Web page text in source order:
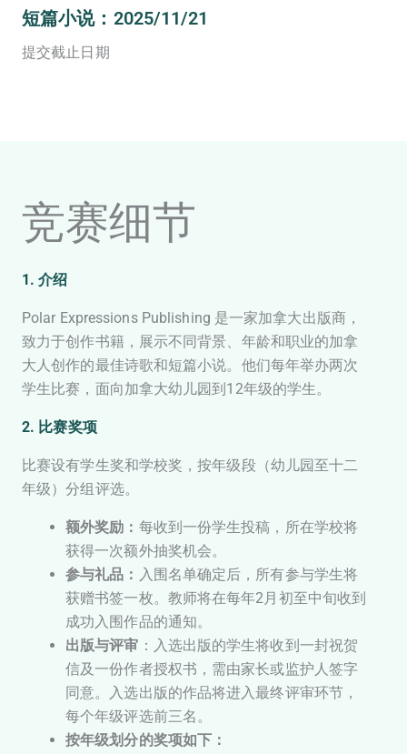
短篇小说：2025/11/21
提交截止日期
竞赛细节
1. 介绍
Polar Expressions Publishing 是一家加拿大出版商，
致力于创作书籍，展示不同背景、年龄和职业的加拿
大人创作的最佳诗歌和短篇小说。他们每年举办两次
学生比赛，面向加拿大幼儿园到12年级的学生。
2. 比赛奖项
比赛设有学生奖和学校奖，按年级段（幼儿园至十二
年级）分组评选。
额外奖励： 每收到一份学生投稿，所在学校将
获得一次额外抽奖机会。
参与礼品： 入围名单确定后，所有参与学生将
获赠书签一枚。教师将在每年2月初至中旬收到
成功入围作品的通知。
出版与评审 ：入选出版的学生将收到一封祝贺
信及一份作者授权书，需由家长或监护人签字
同意。入选出版的作品将进入最终评审环节，
每个年级评选前三名。
按年级划分的奖项如下：